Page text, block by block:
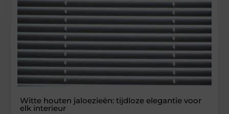
Witte houten jaloezieën: tijdloze elegantie voor
elk interieur